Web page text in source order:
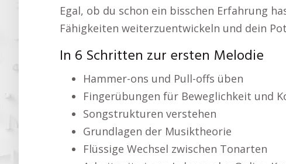
Egal, ob du schon ein bisschen Erfahrung
Fähigkeiten weiterzuentwickeln und dein
In 6 Schritten zur ersten Melodie
Hammer-ons und Pull-offs üben
Fingerübungen für Beweglichkeit und
Songstrukturen verstehen
Grundlagen der Musiktheorie
Flüssige Wechsel zwischen Tonarten